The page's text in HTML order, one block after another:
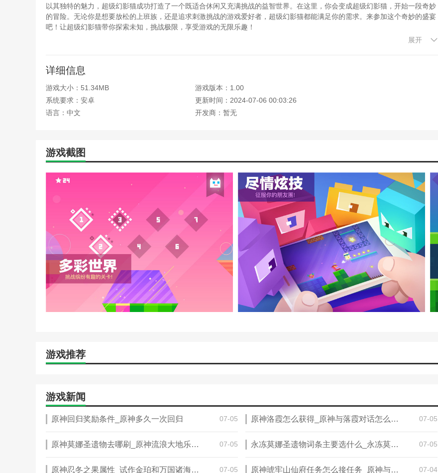
以其独特的魅力，超级幻影猫成功打造了一个既适合休闲又充满挑战的益智世界。在这里，你会变成超级幻影猫，开始一段奇妙
的冒险。无论你是想要放松的上班族，还是追求刺激挑战的游戏爱好者，超级幻影猫都能满足你的需求。来参加这个奇妙的盛宴
吧！让超级幻影猫带你探索未知，挑战极限，享受游戏的无限乐趣！
展开
详细信息
游戏大小：51.34MB
游戏版本：1.00
系统要求：安卓
更新时间：2024-07-06 00:03:26
语言：中文
开发商：暂无
游戏截图
游戏推荐
游戏新闻
原神回归奖励条件_原神多久一次回归 07-05 原神洛霞怎么获得_原神与落霞对话怎么上二楼 07-05
原神莫娜圣遗物去哪刷_原神流浪大地乐团圣遗物给谁用 07-05 永冻莫娜圣遗物词条主要选什么_永冻莫娜圣遗物推荐 07-05
原神忍冬之果属性_试作金珀和万国诸海图谱砂糖 07-05 原神琥牢山仙府任务怎么接任务_原神与丘丘对话任务 07-04